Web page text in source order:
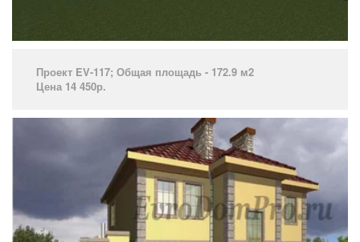
Проект EV-117; Общая площадь - 172.9 м2
Цена 14 450р.